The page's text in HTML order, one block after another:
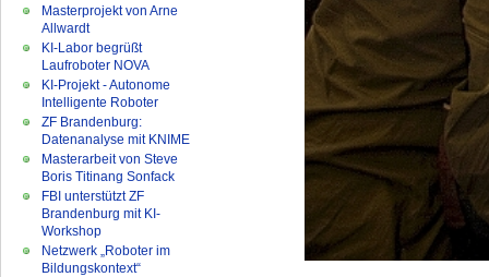
Masterprojekt von Arne
Allwardt
KI-Labor begrüßt
Laufroboter NOVA
KI-Projekt - Autonome
Intelligente Roboter
ZF Brandenburg:
Datenanalyse mit KNIME
Masterarbeit von Steve
Boris Titinang Sonfack
FBI unterstützt ZF
Brandenburg mit KI-
Workshop
Netzwerk „Roboter im
Bildungskontext“